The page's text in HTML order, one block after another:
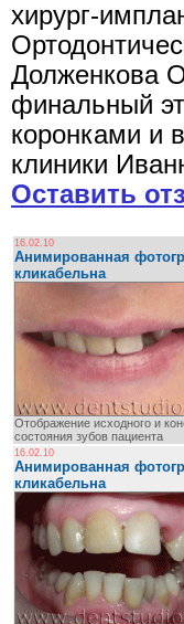
хирург-
Долженкова
финальный
коронками и
клиники
Оставить
16.02.10
Анимированная
кликабельна
Отображение исходного и
состояния зубов пациента
16.02.10
Анимированная
кликабельна